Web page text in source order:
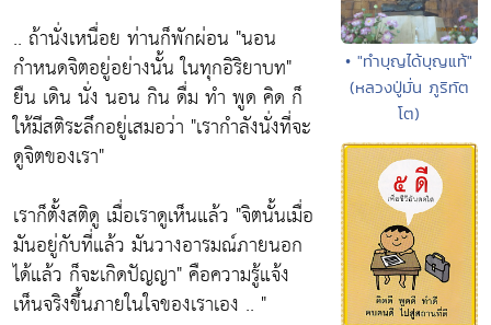
.. ถ้านั่งเหนื่อย ท่านก็พักผ่อน "นอน
กำหนดจิตอยู่อย่างนั้น ในทุกอิริยาบท"
ยืน เดิน นั่ง นอน กิน ดื่ม ทำ พูด คิด ก็
ให้มีสติระลึกอยู่เสมอว่า "เรากำลังนั่งที่จะ
ดูจิตของเรา"
เราก็ตั้งสติดู เมื่อเราดูเห็นแล้ว "จิตนั้นเมื่อ
มันอยู่กับที่แล้ว มันวางอารมณ์ภายนอก
ได้แล้ว ก็จะเกิดปัญญา"คือความรู้แจ้ง
เห็นจริงขึ้นภายในใจของเราเอง .. "
• "ทำบุญได้บุญแท้"
(หลวงปู่มั่น ภูริทัต
โต)